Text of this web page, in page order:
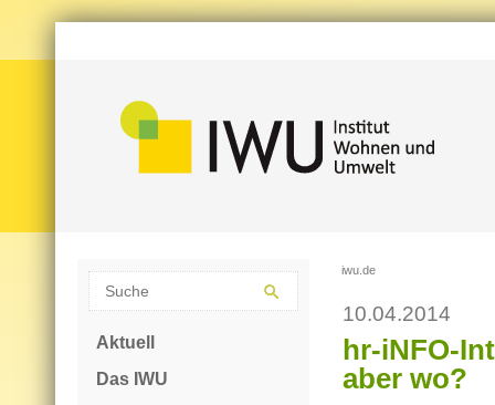
Aktuell
Das IWU
iwu.de
10.04.2014
hr-iNFO-
aber wo?